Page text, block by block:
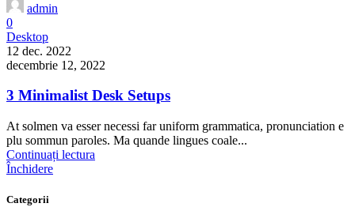
admin
0
Desktop
12 dec. 2022
decembrie 12, 2022
3 Minimalist Desk Setups
At solmen va esser necessi far uniform grammatica, pronunciation e
plu sommun paroles. Ma quande lingues coale...
Continuați lectura
Închidere
Categorii